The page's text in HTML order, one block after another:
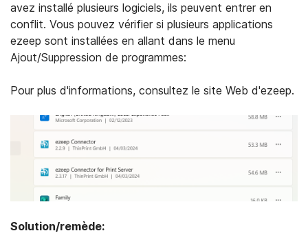
avez installé plusieurs logiciels, ils peuvent entrer en
conflit. Vous pouvez vérifier si plusieurs applications
ezeep sont installées en allant dans le menu
Ajout/Suppression de programmes:
Pour plus d'informations, consultez le site Web d'ezeep.
Solution/remède: